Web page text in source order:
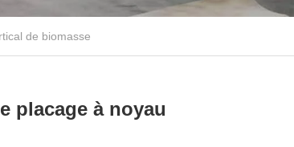
de biomasse
placage à noyau